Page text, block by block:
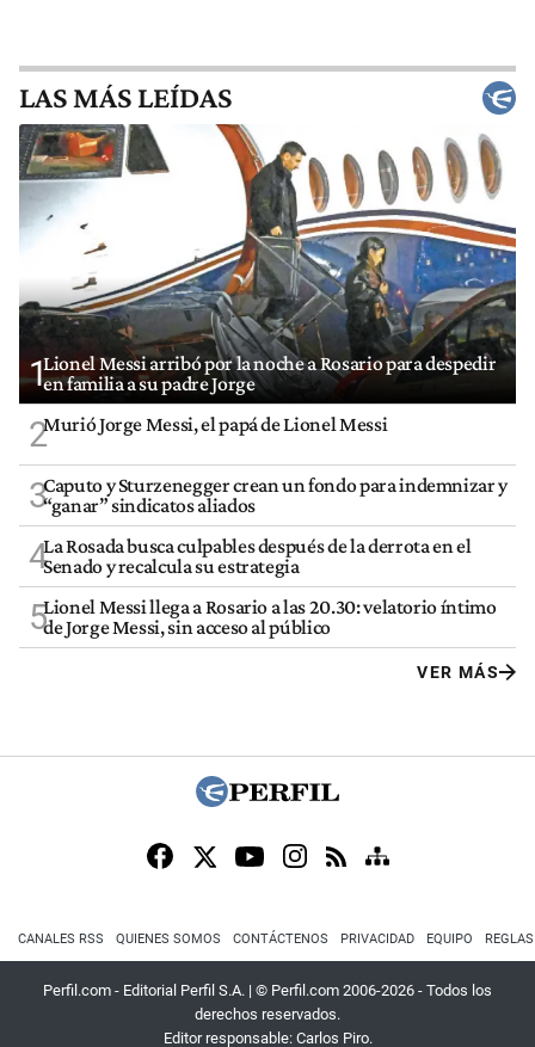
LAS MÁS LEÍDAS
1Lionel Messi arribó por la noche a Rosario para despedir
en familia a su padre Jorge
2Murió Jorge Messi, el papá de Lionel Messi
3Caputo y Sturzenegger crean un fondo para indemnizar y
“ganar” sindicatos aliados
4La Rosada busca culpables después de la derrota en el
Senado y recalcula su estrategia
5Lionel Messi llega a Rosario a las 20.30: velatorio íntimo
de Jorge Messi, sin acceso al público
VER MÁS
CANALES RSS QUIENES SOMOS CONTÁCTENOS PRIVACIDAD EQUIPO
Perfil.com - Editorial Perfil S.A. | © Perfil.com 2006-2026 - Todos los
derechos reservados.
Editor responsable: Carlos Piro.